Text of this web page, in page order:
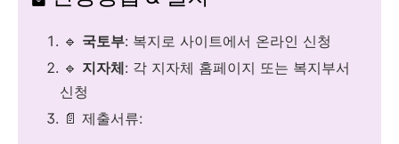
🔹 국토부: 복지로 사이트에서 온라인 신청
🔹 지자체: 각 지자체 홈페이지 또는 복지부서
신청
📄 제출서류: